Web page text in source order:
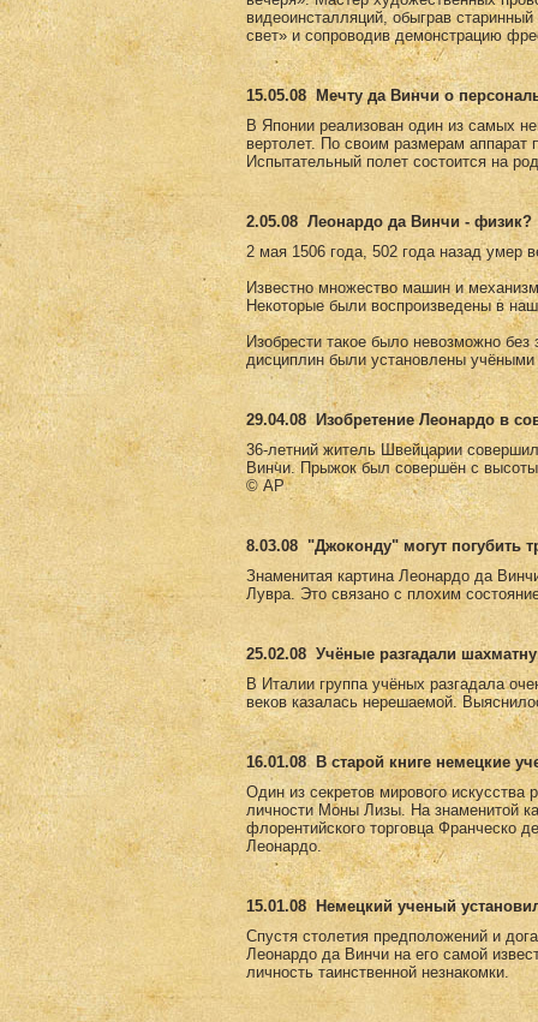
видеоинсталляций, обыграв
свет» и сопроводив демонстрацию
15.05.08 Мечту да Винчи о
В Японии реализован один из самых
вертолет. По своим размерам
Испытательный полет состоится на
2.05.08 Леонардо да Винчи - физик?
2 мая 1506 года, 502 года назад умер
Известно множество машин и
Некоторые были воспроизведены в
Изобрести такое было невозможно
дисциплин были установлены
29.04.08
Изобретение Леонардо в
36-летний житель Швейцарии
Винчи. Прыжок был совершён с
© AP
8.03.08 "Джоконду" могут погубить
Знаменитая картина Леонардо да
Лувра. Это связано с плохим
25.02.08 Учёные разгадали
В Италии группа учёных разгадала
веков казалась нерешаемой.
16.01.08
В старой книге немецкие
Один из секретов мирового искусства
личности Моны Лизы. На знаменитой
флорентийского торговца Франческо
Леонардо.
15.01.08 Немецкий ученый
Спустя столетия предположений и
Леонардо да Винчи на его самой
личность таинственной незнакомки.